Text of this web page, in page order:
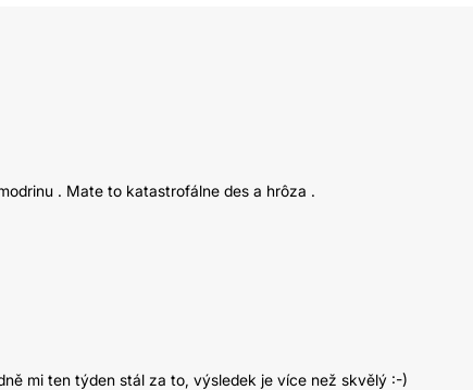
. Mate to katastrofálne des a hrôza .
mi ten týden stál za to, výsledek je více než skvělý :-)